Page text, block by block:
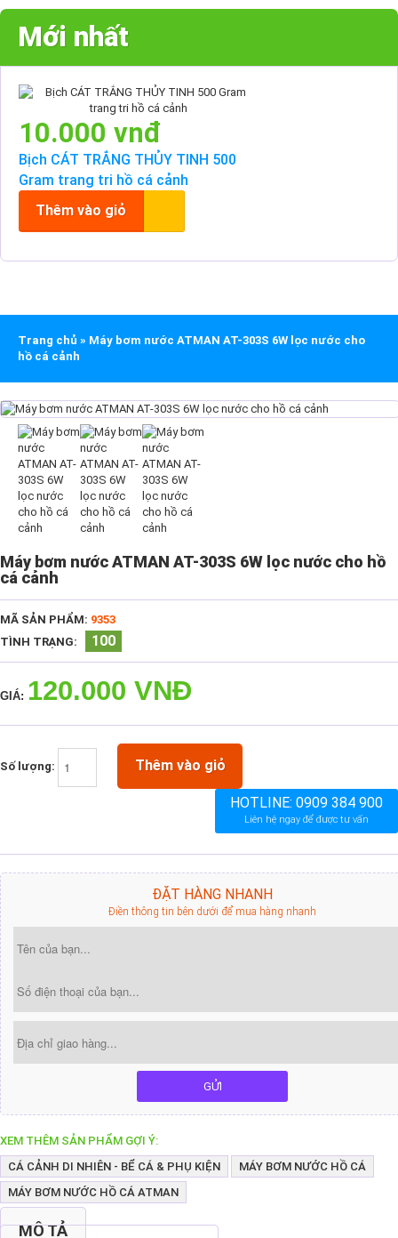
Mới nhất
10.000 vnđ
Bịch CÁT TRẮNG THỦY TINH 500
Gram trang tri hồ cá cảnh
Thêm vào giỏ
Trang chủ » Máy bơm nước ATMAN AT-303S 6W lọc nước cho
hồ cá cảnh
Máy bơm nước ATMAN AT-303S 6W lọc nước cho hồ
cá cảnh
MÃ SẢN PHẨM: 9353
TÌNH TRẠNG:
100
GIÁ: 120.000 VNĐ
Số lượng: Thêm vào giỏ
HOTLINE: 0909 384 900
Liên hệ ngay để được tư vấn
ĐẶT HÀNG NHANH
Điền thông tin bên dưới để mua hàng nhanh
GỬI
XEM THÊM SẢN PHẨM GỢI Ý:
CÁ CẢNH DI NHIÊN - BỂ CÁ & PHỤ KIỆN
MÁY BƠM NƯỚC HỒ CÁ
MÁY BƠM NƯỚC HỒ CÁ ATMAN
MÔ TẢ